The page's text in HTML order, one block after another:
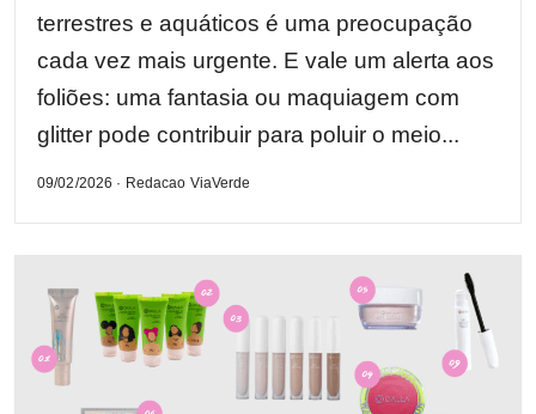
terrestres e aquáticos é uma preocupação
cada vez mais urgente. E vale um alerta aos
foliões: uma fantasia ou maquiagem com
glitter pode contribuir para poluir o meio...
09/02/2026 · Redacao ViaVerde